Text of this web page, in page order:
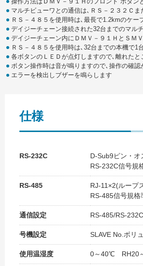
マルチビューワとの通信は､ＲＳ－２３２Ｃ
ＲＳ－４８５を使用時は､最長で1.2kmのケー
デイジーチェーン接続された32台までのマル
デイジーチェーン内にＤＭＶ－９１ＨとＳＭ
ＲＳ－４８５を使用時は､32台までの本機で1
各ボタンのＬＥＤが点灯しますので､離れた
ボタン操作時は音が鳴りますので､操作の確認
エラーを検出しブザーを鳴らします
仕様
RS-232C
D-Sub9ピン・
RS-232C信号
RS-485
RJ-11×2(ループ
RS-485信号規
通信設定 RS-485/RS-
号機設定 SLAVE No.ボ
使用温湿度 0～40℃ RH20～